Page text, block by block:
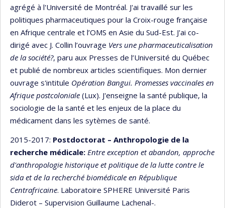
agrégé à l'Université de Montréal. J'ai travaillé sur les
politiques pharmaceutiques pour la Croix-rouge française
en Afrique centrale et l’OMS en Asie du Sud-Est. J'ai co-
dirigé avec J. Collin l’ouvrage Vers une pharmaceuticalisation
de la société?, paru aux Presses de l’Université du Québec
et publié de nombreux articles scientifiques. Mon dernier
ouvrage s'intitule Opération Bangui. Promesses vaccinales en
Afrique postcoloniale (Lux). J'enseigne la santé publique, la
sociologie de la santé et les enjeux de la place du
médicament dans les sytèmes de santé.
2015-2017: Postdoctorat – Anthropologie de la
recherche médicale: Entre exception et abandon, approche
d'anthropologie historique et politique de la lutte contre le
sida et de la recherché biomédicale en République
Centrafricaine. Laboratoire SPHERE Université Paris
Diderot – Supervision Guillaume Lachenal-.